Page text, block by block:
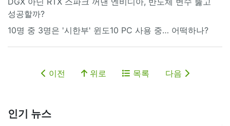
성공할까?
10명 중 3명은 '시한부' 윈도10 PC 사용 중… 어떡하나?
이전 위로 목록 다음
인기 뉴스